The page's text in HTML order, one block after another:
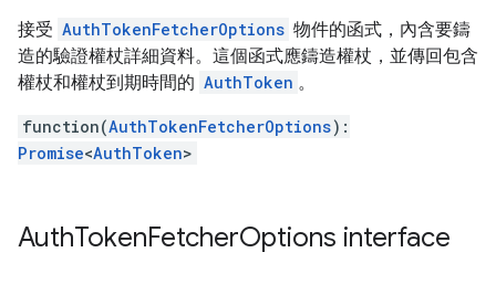
接受 AuthTokenFetcherOptions 物件的函式，內含要鑄
造的驗證權杖詳細資料。這個函式應鑄造權杖，並傳回包含
權杖和權杖到期時間的 AuthToken 。
function(AuthTokenFetcherOptions):
Promise<AuthToken>
AuthTokenFetcherOptions interface